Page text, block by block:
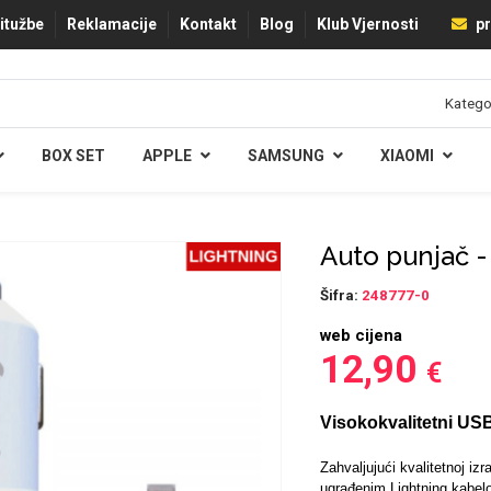
Reklamacije Kontakt Blog Klub Vjernosti
BOX SET APPLE SAMSUNG XIAOMI
Auto punjač
Šifra: 248777-0
web cijena
12,90 €
Visokokvalitetni
Zahvaljujući kvalitetnoj